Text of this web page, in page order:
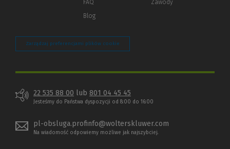
FAQ
Blog
Zawody
Zarządzaj preferencjami plików cookie
22 535 88 00 lub 801 04 45 45
Jesteśmy do Państwa dyspozycji od 8:00 do 16:00
pl-obsluga.profinfo@wolterskluwer.com
Na wiadomość odpowiemy możliwe jak najszybciej.